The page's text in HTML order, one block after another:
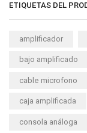
ETIQUETAS DEL
amplificador
bajo amplificado
cable microfono
caja amplificada
consola análoga